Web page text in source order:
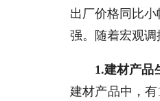
出厂价格同比
强。随着宏观调
1.建材产品
建材产品中，